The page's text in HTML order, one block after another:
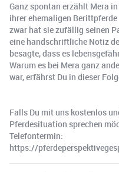
Ganz spontan erzählt Mera
ihrer ehemaligen
zwar hat sie zufällig seinen
eine handschriftliche Notiz
besagte, dass es
Warum es bei Mera ganz
war, erfährst Du in dieser
Falls Du mit uns kostenlos
Pferdesituation sprechen
Telefontermin:
https://